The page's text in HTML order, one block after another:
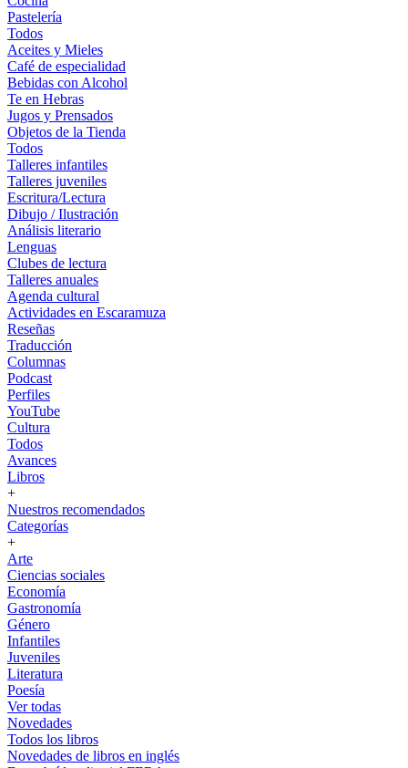
Pastelería
Todos
Aceites y Mieles
Café de especialidad
Bebidas con Alcohol
Te en Hebras
Jugos y Prensados
Objetos de la Tienda
Todos
Talleres infantiles
Talleres juveniles
Escritura/Lectura
Dibujo / Ilustración
Análisis literario
Lenguas
Clubes de lectura
Talleres anuales
Agenda cultural
Actividades en Escaramuza
Reseñas
Traducción
Columnas
Podcast
Perfiles
YouTube
Cultura
Todos
Avances
Libros
+
Nuestros recomendados
Categorías
+
Arte
Ciencias sociales
Economía
Gastronomía
Género
Infantiles
Juveniles
Literatura
Poesía
Ver todas
Novedades
Todos los libros
Novedades de libros en inglés